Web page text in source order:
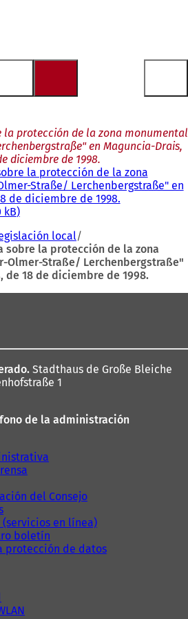
la protección de la zona monumental
en Maguncia-Drais,
diciembre de 1998.
la protección de la zona
Straße/ Lerchenbergstraße" en
de diciembre de 1998.
kB
local
sobre la protección de la zona
Olmer-Straße/ Lerchenbergstraße"
de 18 de diciembre de 1998.
Stadthaus de Große Bleiche
1
de la administración
del Consejo
en línea)
boletín
protección de datos